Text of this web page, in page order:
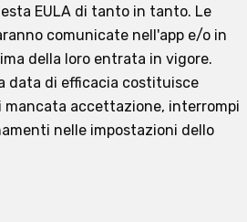
EULA di tanto in tanto. Le
comunicate nell'app e/o in
della loro entrata in vigore.
data di efficacia costituisce
mancata accettazione, interrompi
nelle impostazioni dello